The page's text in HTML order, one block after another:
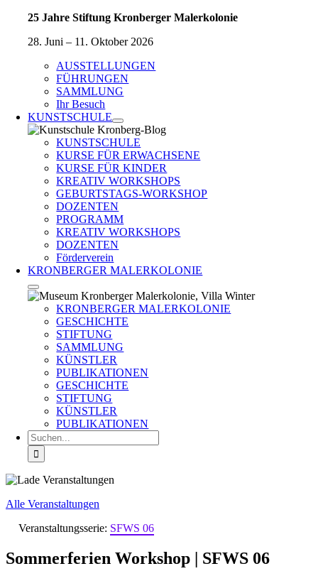
25 Jahre Stiftung Kronberger Malerkolonie
28. Juni – 11. Oktober 2026
AUSSTELLUNGEN
FÜHRUNGEN
SAMMLUNG
Ihr Besuch
KUNSTSCHULE
KUNSTSCHULE
KURSE FÜR ERWACHSENE
KURSE FÜR KINDER
KREATIV WORKSHOPS
GEBURTSTAGS-WORKSHOP
DOZENTEN
PROGRAMM
KREATIV WORKSHOPS
DOZENTEN
Förderverein
KRONBERGER MALERKOLONIE
KRONBERGER MALERKOLONIE
GESCHICHTE
STIFTUNG
SAMMLUNG
KÜNSTLER
PUBLIKATIONEN
GESCHICHTE
STIFTUNG
KÜNSTLER
PUBLIKATIONEN
Suche
nach:
Alle Veranstaltungen
Veranstaltungsserie: SFWS 06
Sommerferien Workshop | SFWS 06